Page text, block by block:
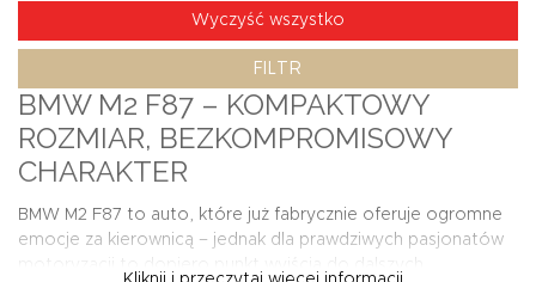
O NAS
USŁUGI
KONTAKT
Wyczyść wszystko
FILTR
BMW M2 F87 – KOMPAKTOWY
ROZMIAR, BEZKOMPROMISOWY
CHARAKTER
BMW M2 F87 to auto, które już fabrycznie oferuje ogromne
emocje za kierownicą – jednak dla prawdziwych pasjonatów